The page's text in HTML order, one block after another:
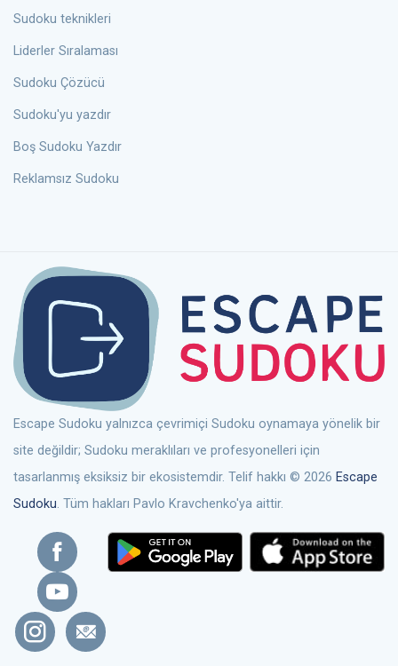
Sudoku teknikleri
Liderler Sıralaması
Sudoku Çözücü
Sudoku'yu yazdır
Boş Sudoku Yazdır
Reklamsız Sudoku
Escape Sudoku yalnızca çevrimiçi Sudoku oynamaya yönelik bir
site değildir; Sudoku meraklıları ve profesyonelleri için
tasarlanmış eksiksiz bir ekosistemdir. Telif hakkı © 2026 Escape
Sudoku. Tüm hakları Pavlo Kravchenko'ya aittir.